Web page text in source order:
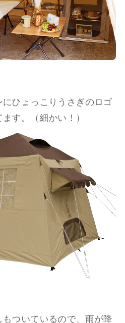
ひょっこりうさぎのロゴ
す。（細かい！）
ついているので、雨が降